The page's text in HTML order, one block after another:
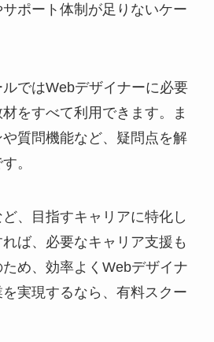
ポート体制が足りないケー
ではWebデザイナーに必要
をすべて利用できます。ま
質問機能など、疑問点を解
。
、目指すキャリアに特化し
ば、必要なキャリア支援も
め、効率よくWebデザイナ
実現するなら、有料スクー